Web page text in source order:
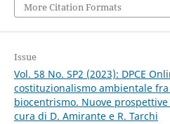
More Citation Formats
Issue
Vol. 58 No. SP2 (2023): DPCE
costituzionalismo ambientale
biocentrismo. Nuove
cura di D. Amirante e R. Tarchi